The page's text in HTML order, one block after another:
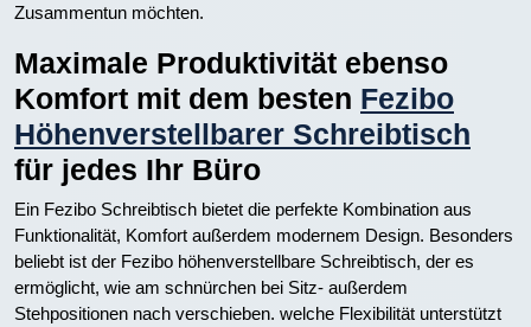
Zusammentun möchten.
Maximale Produktivität ebenso
Komfort mit dem besten Fezibo
Höhenverstellbarer Schreibtisch
für jedes Ihr Büro
Ein Fezibo Schreibtisch bietet die perfekte Kombination aus
Funktionalität, Komfort außerdem modernem Design. Besonders
beliebt ist der Fezibo höhenverstellbare Schreibtisch, der es
ermöglicht, wie am schnürchen bei Sitz- außerdem
Stehpositionen nach verschieben. welche Flexibilität unterstützt